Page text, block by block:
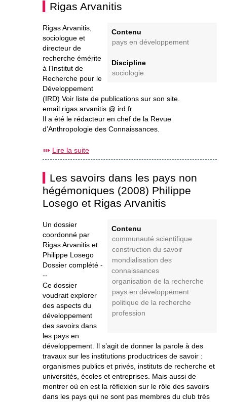
Rigas Arvanitis
Contenu
pays en développement
Discipline
sociologie
Rigas Arvanitis,
sociologue et
directeur de
recherche émérite
à l’Institut de
Recherche pour le
Développement
(IRD) Voir liste de publications sur son site.
email rigas.arvanitis @ ird.fr
Il a été le rédacteur en chef de la Revue
d’Anthropologie des Connaissances.
Lire la suite
Les savoirs dans les pays non
hégémoniques (2008) Philippe
Losego et Rigas Arvanitis
Contenu
communauté scientifique
construction du savoir
mondialisation des
connaissances
organisation de la recherche
pays en développement
politique de la recherche
profession
Un dossier
coordonné par
Rigas Arvanitis et
Philippe Losego
Dossier complété -
--
Ce dossier
voudrait explorer
des aspects du
développement
des savoirs dans
les pays en
développement. Il s’agit de donner la parole à des
travaux sur les institutions productrices de savoir :
organismes publics et privés, instituts de recherche et
universités, écoles et entreprises. Mais aussi de
montrer où en est la réflexion sur le rôle des savoirs
dans les pays qui ne sont pas membres du club très